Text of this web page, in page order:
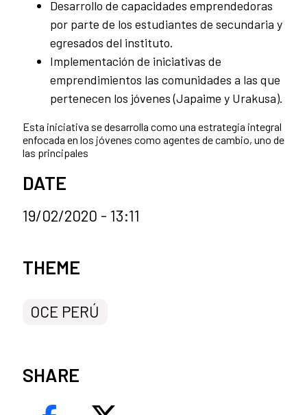
Desarrollo de capacidades emprendedoras
por parte de los estudiantes de secundaria y
egresados del instituto.
Implementación de iniciativas de
emprendimientos las comunidades a las que
pertenecen los jóvenes (Japaime y Urakusa).
Esta iniciativa se desarrolla como una estrategia integral
enfocada en los jóvenes como agentes de cambio, uno de
las principales
DATE
19/02/2020 - 13:11
News categories
THEME
OCE PERÚ
SHARE